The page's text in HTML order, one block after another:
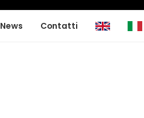
News Contatti